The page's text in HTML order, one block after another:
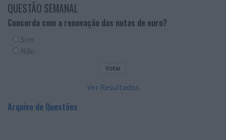
QUESTÃO SEMANAL
Concorda com a renovação das notas de euro?
Sim
Não
Ver Resultados
Arquivo de Questões